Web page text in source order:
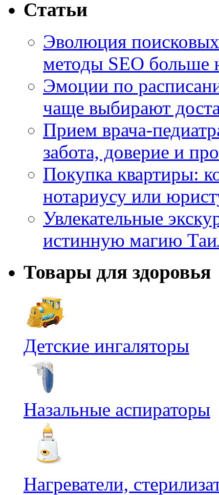
Статьи
Эволюция
методы SEO больше
Эмоции по
чаще выбирают
Прием врача-
забота, доверие и
Покупка квартиры:
нотариусу или
Увлекательные
истинную магию
Товары для здоровья
Детские ингаляторы
Назальные аспираторы
Нагреватели,